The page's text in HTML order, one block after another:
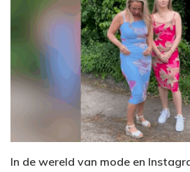
In de wereld van mode en